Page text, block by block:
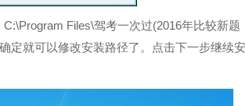
Files\驾考一次过(2016年比较新题
定就可以修改安装路径了。点击下一步继续